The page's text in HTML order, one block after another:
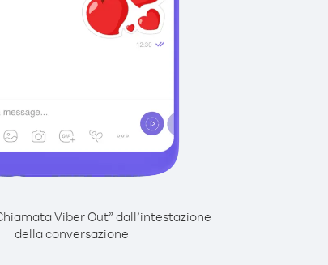
Viber Out” dall’intestazione
della conversazione